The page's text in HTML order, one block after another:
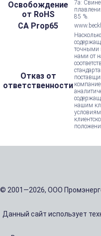
Освобождение
от RoHS
7а:
85 %.
CA Prop65
Отказ от
ответственности
точными
нами от
нашим
© 2001—2026, ООО
Данный сайт использует